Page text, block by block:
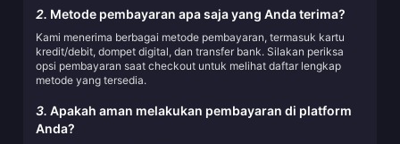
2. Metode pembayaran apa saja yang Anda terima?
Kami menerima berbagai metode pembayaran, termasuk kartu
kredit/debit, dompet digital, dan transfer bank. Silakan periksa
opsi pembayaran saat checkout untuk melihat daftar lengkap
metode yang tersedia.
3. Apakah aman melakukan pembayaran di platform
Anda?